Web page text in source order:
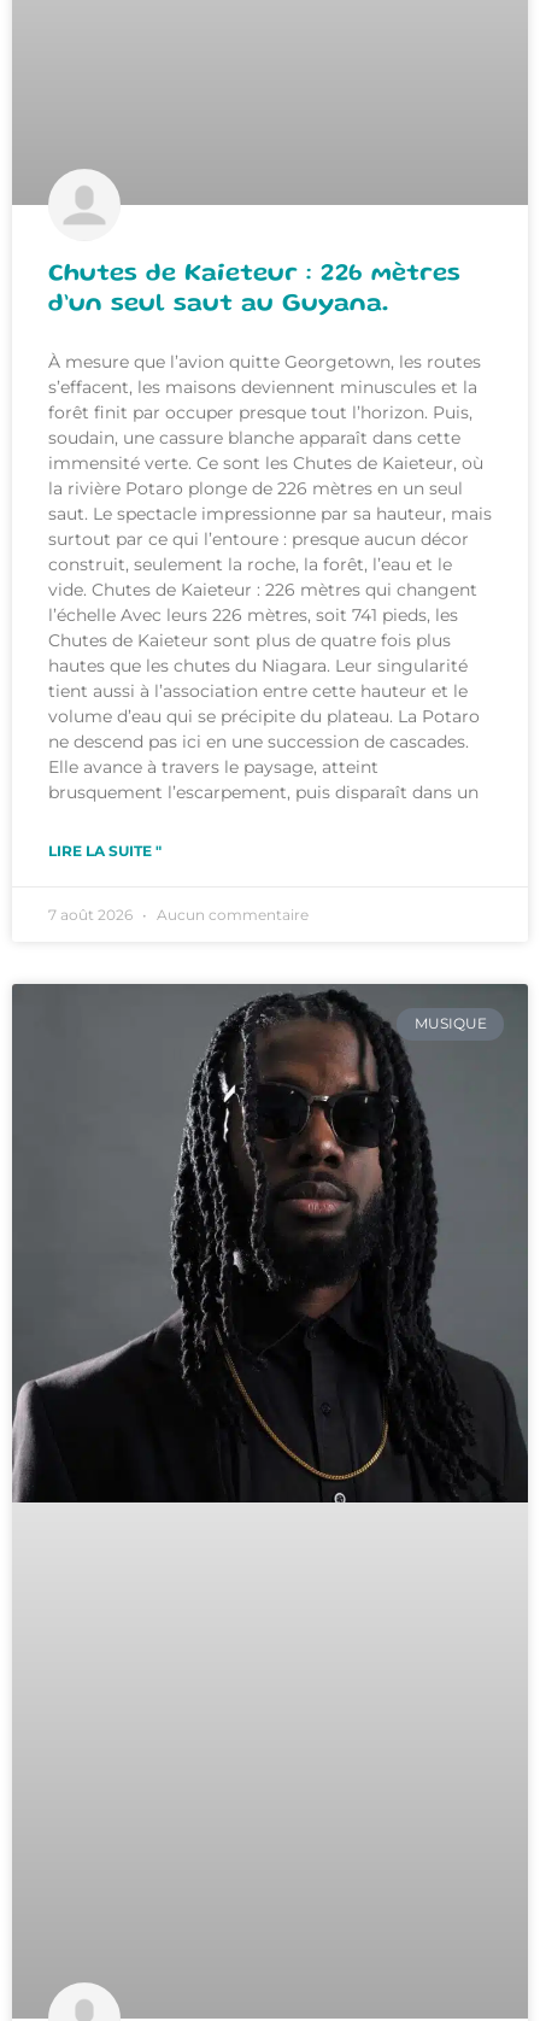
Chutes de Kaieteur : 226 mètres
d’un seul saut au Guyana.
À mesure que l’avion quitte Georgetown, les routes
s’effacent, les maisons deviennent minuscules et la
forêt finit par occuper presque tout l’horizon. Puis,
soudain, une cassure blanche apparaît dans cette
immensité verte. Ce sont les Chutes de Kaieteur, où
la rivière Potaro plonge de 226 mètres en un seul
saut. Le spectacle impressionne par sa hauteur, mais
surtout par ce qui l’entoure : presque aucun décor
construit, seulement la roche, la forêt, l’eau et le
vide. Chutes de Kaieteur : 226 mètres qui changent
l’échelle Avec leurs 226 mètres, soit 741 pieds, les
Chutes de Kaieteur sont plus de quatre fois plus
hautes que les chutes du Niagara. Leur singularité
tient aussi à l’association entre cette hauteur et le
volume d’eau qui se précipite du plateau. La Potaro
ne descend pas ici en une succession de cascades.
Elle avance à travers le paysage, atteint
brusquement l’escarpement, puis disparaît dans un
LIRE LA SUITE "
7 août 2026 Aucun commentaire
MUSIQUE